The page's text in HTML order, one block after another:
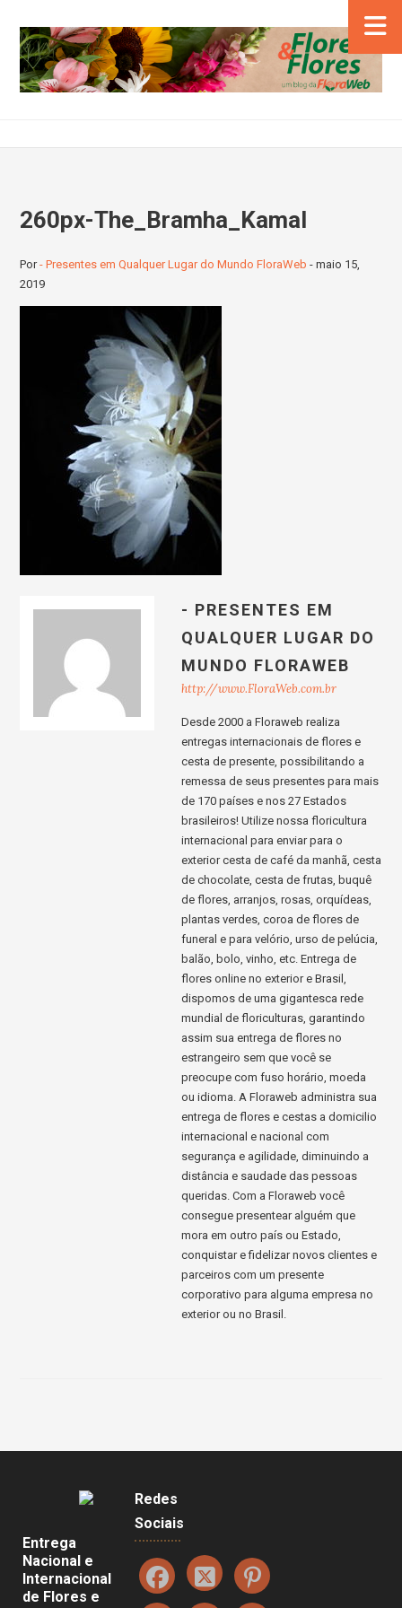
260px-The_Bramha_Kamal
Por- Presentes em Qualquer Lugar do Mundo FloraWeb -maio 15,
2019
- PRESENTES EM
QUALQUER LUGAR DO
MUNDO FLORAWEB
http://www.FloraWeb.com.br
Desde 2000 a Floraweb realiza
entregas internacionais de flores e
cesta de presente, possibilitando a
remessa de seus presentes para mais
de 170 países e nos 27 Estados
brasileiros! Utilize nossa floricultura
internacional para enviar para o
exterior cesta de café da manhã, cesta
de chocolate, cesta de frutas, buquê
de flores, arranjos, rosas, orquídeas,
plantas verdes, coroa de flores de
funeral e para velório, urso de pelúcia,
balão, bolo, vinho, etc. Entrega de
flores online no exterior e Brasil,
dispomos de uma gigantesca rede
mundial de floriculturas, garantindo
assim sua entrega de flores no
estrangeiro sem que você se
preocupe com fuso horário, moeda
ou idioma. A Floraweb administra sua
entrega de flores e cestas a domicilio
internacional e nacional com
segurança e agilidade, diminuindo a
distância e saudade das pessoas
queridas. Com a Floraweb você
consegue presentear alguém que
mora em outro país ou Estado,
conquistar e fidelizar novos clientes e
parceiros com um presente
corporativo para alguma empresa no
exterior ou no Brasil.
Entrega
Nacional e
Internacional
de Flores e
Redes
Sociais